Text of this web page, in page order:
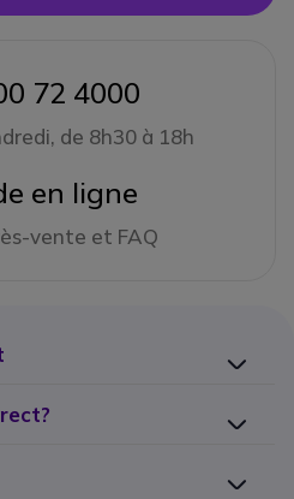
72 4000
de 8h30 à 18h
en ligne
vente et FAQ